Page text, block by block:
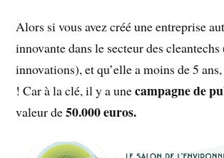
Alors si vous avez créé une entreprise
innovante dans le secteur des cleantechs
innovations), et qu’elle a moins de 5
! Car à la clé, il y a unecampagne de
valeur de50.000 euros.